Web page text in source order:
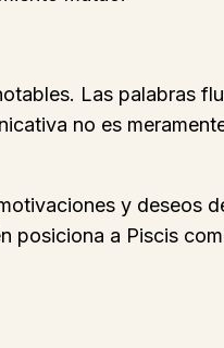
Las palabras
no es
y deseos
posiciona a Piscis